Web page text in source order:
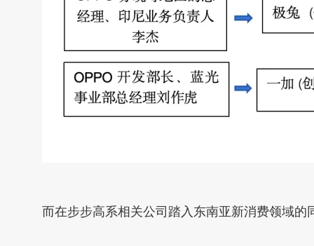
而在步步高系相关公司踏入东南亚新消费领域